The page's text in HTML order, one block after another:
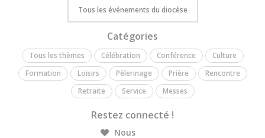
Tous les événements du diocèse
Catégories
Tous les thèmes Célébration Conférence
Culture
Formation
Loisirs Pèlerinage Prière
Rencontre
Retraite
Service Messes
Restez connecté !
Nous